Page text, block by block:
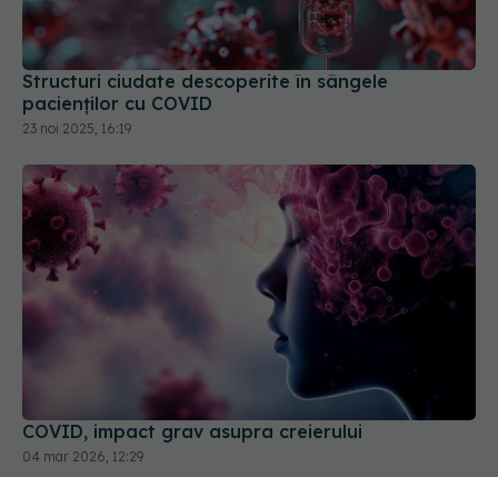
Structuri ciudate descoperite în sângele
pacienților cu COVID
23 noi 2025, 16:19
COVID, impact grav asupra creierului
04 mar 2026, 12:29